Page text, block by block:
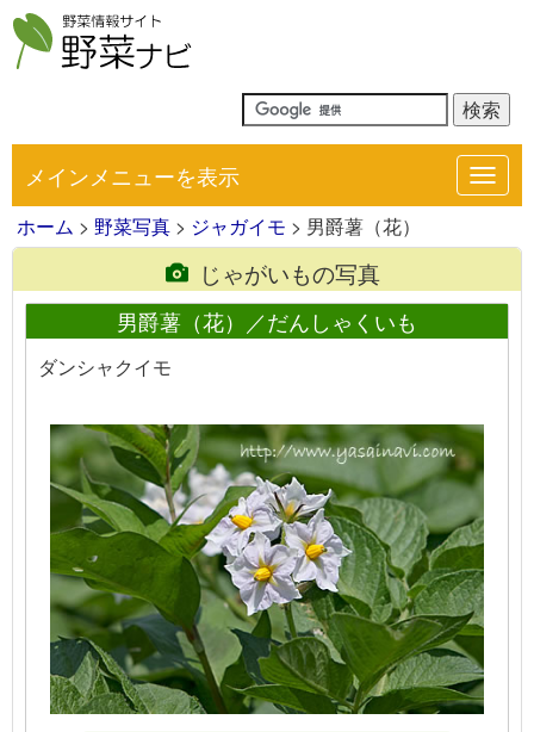
メインメニューを表示
ホーム > 野菜写真 > ジャガイモ > 男爵薯（花）
じゃがいもの写真
男爵薯（花）／だんしゃくいも
ダンシャクイモ